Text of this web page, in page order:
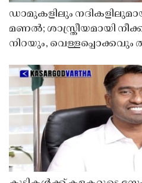
ഡാമുകളിലും
മണൽ; ശാസ്ത്രീയമായി
നിറയും, വെള്ളപ്പൊക്കവും